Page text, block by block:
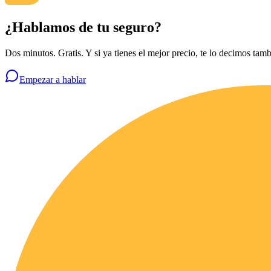
¿Hablamos de tu seguro?
Dos minutos. Gratis. Y si ya tienes el mejor precio, te lo decimos
Empezar a hablar